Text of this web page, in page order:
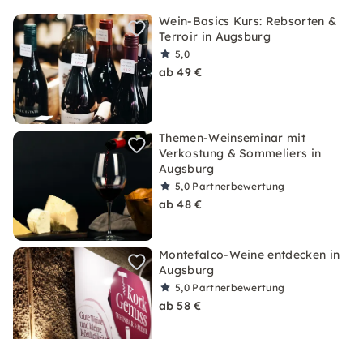
Wein-Basics Kurs: Rebsorten &
Terroir in Augsburg
5,0
ab 49 €
Themen-Weinseminar mit
Verkostung & Sommeliers in
Augsburg
5,0 Partnerbewertung
ab 48 €
Montefalco-Weine entdecken in
Augsburg
5,0 Partnerbewertung
ab 58 €